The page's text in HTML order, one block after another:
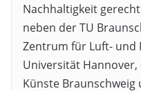
Nachhaltigkeit gerecht
neben der TU
Zentrum für Luft- und
Universität
Künste Braunschweig